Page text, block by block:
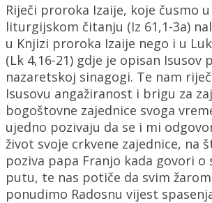
Riječi proroka Izaije, koje čusmo
liturgijskom čitanju (Iz 61,1-3a)
u Knjizi proroka Izaije nego i u
(Lk 4,16-21) gdje je opisan Isusov
nazaretskoj sinagogi. Te nam
Isusovu angažiranost i brigu za
bogoštovne zajednice svoga
ujedno pozivaju da se i mi
život svoje crkvene zajednice, na
poziva papa Franjo kada govori o
putu, te nas potiče da svim
ponudimo Radosnu vijest